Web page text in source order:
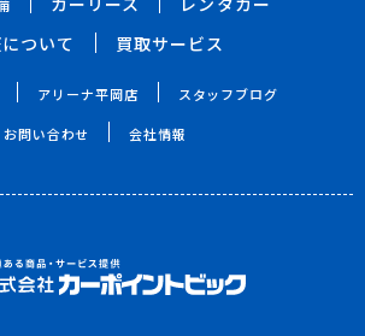
ついて
買取サービス
アリーナ平岡店 スタッフブログ
お問い合わせ 会社情報